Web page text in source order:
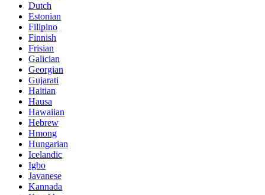
Dutch
Estonian
Filipino
Finnish
Frisian
Galician
Georgian
Gujarati
Haitian
Hausa
Hawaiian
Hebrew
Hmong
Hungarian
Icelandic
Igbo
Javanese
Kannada